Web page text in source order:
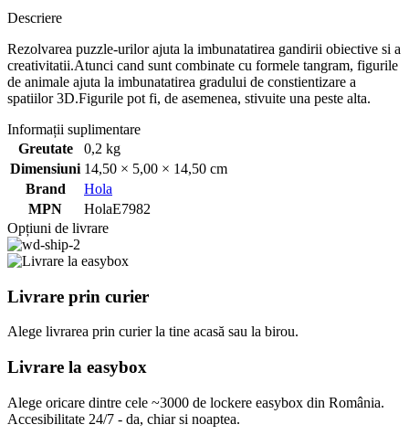
Descriere
Rezolvarea puzzle-urilor ajuta la imbunatatirea gandirii obiective si a
creativitatii.Atunci cand sunt combinate cu formele tangram, figurile
de animale ajuta la imbunatatirea gradului de constientizare a
spatiilor 3D.Figurile pot fi, de asemenea, stivuite una peste alta.
Informații suplimentare
Greutate
0,2 kg
Dimensiuni 14,50 × 5,00 × 14,50 cm
Brand
Hola
MPN
HolaE7982
Opțiuni de livrare
Livrare prin curier
Alege livrarea prin curierla tine acasă sau la birou.
Livrare la easybox
Alege oricare dintre cele ~3000 de lockere easybox din România.
Accesibilitate 24/7 - da, chiar si noaptea.